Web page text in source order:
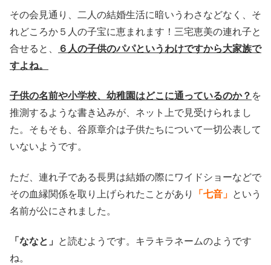
その会見通り、二人の結婚生活に暗いうわさなどなく、そ
れどころか５人の子宝に恵まれます！ 三宅恵美の連れ子と
合せると、
６人の子供のパパというわけですから大家族で
すよね。
子供の名前や小学校、幼稚園はどこに通っているのか？ を
推測するような書き込みが、ネット上で見受けられまし
た。そもそも、谷原章介は子供たちについて一切公表して
いないようです。
ただ、連れ子である長男は結婚の際にワイドショーなどで
その血縁関係を取り上げられたことがあり
「七音」 という
名前が公にされました。
「ななと」
と読むようです。キラキラネームのようです
ね。